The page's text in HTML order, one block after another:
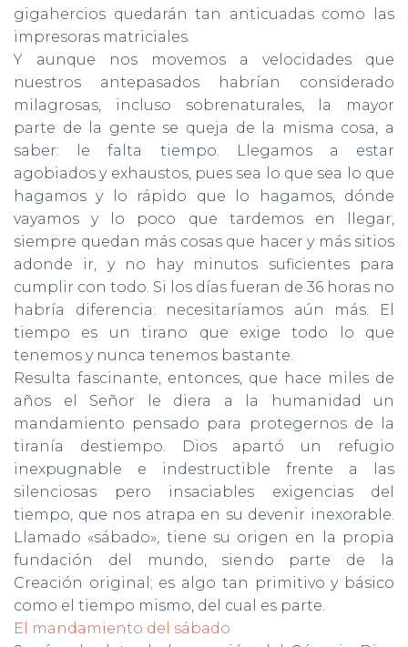
gigahercios quedarán tan anticuadas como las
impresoras matriciales.
Y aunque nos movemos a velocidades que
nuestros antepasados habrían considerado
milagrosas, incluso sobrenaturales, la mayor
parte de la gente se queja de la misma cosa, a
saber: le falta tiempo. Llegamos a estar
agobiados y exhaustos, pues sea lo que sea lo que
hagamos y lo rápido que lo hagamos, dónde
vayamos y lo poco que tardemos en llegar,
siempre quedan más cosas que hacer y más sitios
adonde ir, y no hay minutos suficientes para
cumplir con todo. Si los días fueran de 36 horas no
habría diferencia: necesitaríamos aún más. El
tiempo es un tirano que exige todo lo que
tenemos y nunca tenemos bastante.
Resulta fascinante, entonces, que hace miles de
años el Señor le diera a la humanidad un
mandamiento pensado para protegernos de la
tiranía destiempo. Dios apartó un refugio
inexpugnable e indestructible frente a las
silenciosas pero insaciables exigencias del
tiempo, que nos atrapa en su devenir inexorable.
Llamado «sábado», tiene su origen en la propia
fundación del mundo, siendo parte de la
Creación original; es algo tan primitivo y básico
como el tiempo mismo, del cual es parte.
El mandamiento del sábado